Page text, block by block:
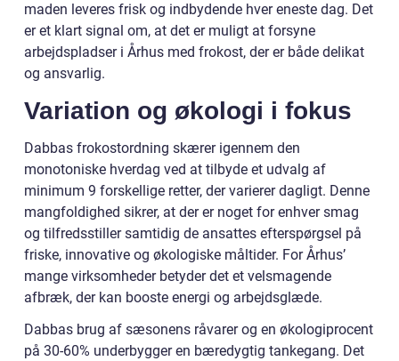
maden leveres frisk og indbydende hver eneste dag. Det
er et klart signal om, at det er muligt at forsyne
arbejdspladser i Århus med frokost, der er både delikat
og ansvarlig.
Variation og økologi i fokus
Dabbas frokostordning skærer igennem den
monotoniske hverdag ved at tilbyde et udvalg af
minimum 9 forskellige retter, der varierer dagligt. Denne
mangfoldighed sikrer, at der er noget for enhver smag
og tilfredsstiller samtidig de ansattes efterspørgsel på
friske, innovative og økologiske måltider. For Århus’
mange virksomheder betyder det et velsmagende
afbræk, der kan booste energi og arbejdsglæde.
Dabbas brug af sæsonens råvarer og en økologiprocent
på 30-60% underbygger en bæredygtig tankegang. Det